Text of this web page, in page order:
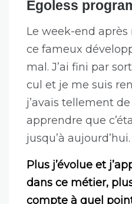
pourrais continuer
ça. Comme je
heureusement
développeurs ne
ça. Sinon ça serait
qu’il suffit juste
Egoless
Le week-end après